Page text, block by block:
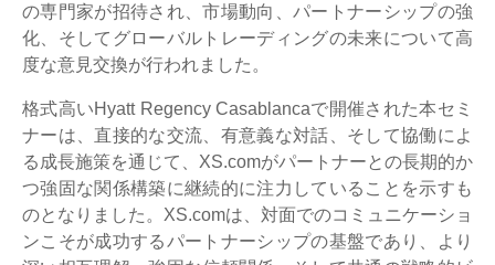
の専門家が招待され、市場動向、パートナーシップの強
化、そしてグローバルトレーディングの未来について高
度な意見交換が行われました。
格式高いHyatt Regency Casablancaで開催された本セミ
ナーは、直接的な交流、有意義な対話、そして協働によ
る成長施策を通じて、XS.comがパートナーとの長期的か
つ強固な関係構築に継続的に注力していることを示すも
のとなりました。XS.comは、対面でのコミュニケーショ
ンこそが成功するパートナーシップの基盤であり、より